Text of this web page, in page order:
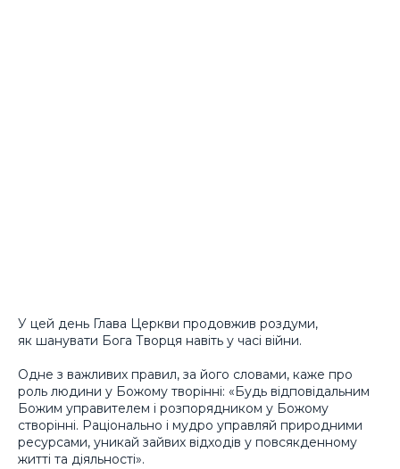
У цей день Глава Церкви продовжив роздуми,
як шанувати Бога Творця навіть у часі війни.
Одне з важливих правил, за його словами, каже про
роль людини у Божому творінні: «Будь відповідальним
Божим управителем і розпорядником у Божому
створінні. Раціонально і мудро управляй природними
ресурсами, уникай зайвих відходів у повсякденному
житті та діяльності».